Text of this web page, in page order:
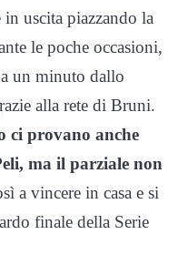
uscita piazzando la
le poche occasioni,
un minuto dallo
alla rete di Bruni.
ci provano anche
ma il parziale non
a vincere in casa e si
finale della Serie